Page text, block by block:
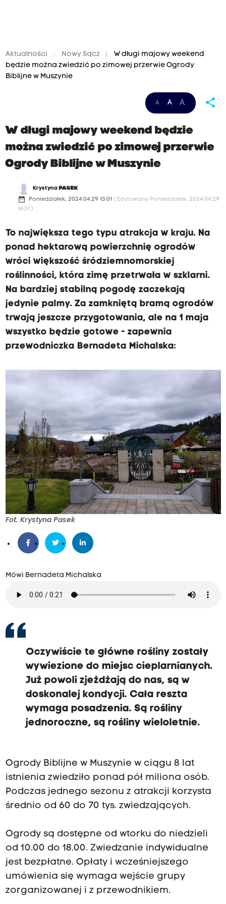
Aktualności Nowy Sącz
W długi majowy weekend
będzie można zwiedzić po zimowej przerwie Ogrody
Biblijne w Muszynie
A A A share
W długi majowy weekend będzie
można zwiedzić po zimowej przerwie
Ogrody Biblijne w Muszynie
Krystyna PASEK
date_range Poniedziałek, 2024.04.29 13:01 ( Edytowany Poniedziałek, 2024.04.29
14:31 )
To największa tego typu atrakcja w kraju. Na
ponad hektarową powierzchnię ogrodów
wróci większość śródziemnomorskiej
roślinności, która zimę przetrwała w szklarni.
Na bardziej stabilną pogodę zaczekają
jedynie palmy. Za zamkniętą bramą ogrodów
trwają jeszcze przygotowania, ale na 1 maja
wszystko będzie gotowe - zapewnia
przewodniczka Bernadeta Michalska:
Fot. Krystyna Pasek
Mówi Bernadeta Michalska
Oczywiście te główne rośliny zostały
wywiezione do miejsc cieplarnianych.
Już powoli zjeżdżają do nas, są w
doskonalej kondycji. Cała reszta
wymaga posadzenia. Są rośliny
jednoroczne, są rośliny wieloletnie.
Ogrody Biblijne w Muszynie w ciągu 8 lat
istnienia zwiedziło ponad pół miliona osób.
Podczas jednego sezonu z atrakcji korzysta
średnio od 60 do 70 tys. zwiedzających.
Ogrody są dostępne od wtorku do niedzieli
od 10.00 do 18.00. Zwiedzanie indywidualne
jest bezpłatne. Opłaty i wcześniejszego
umówienia się wymaga wejście grupy
zorganizowanej i z przewodnikiem.